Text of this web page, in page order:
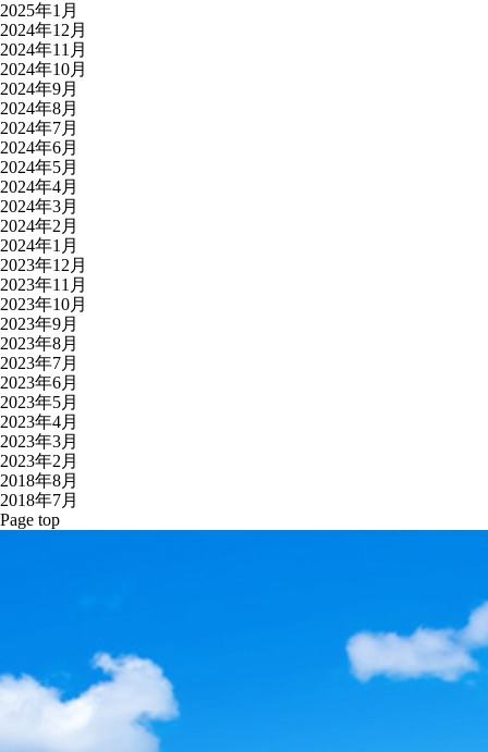
2025年1月
2024年12月
2024年11月
2024年10月
2024年9月
2024年8月
2024年7月
2024年6月
2024年5月
2024年4月
2024年3月
2024年2月
2024年1月
2023年12月
2023年11月
2023年10月
2023年9月
2023年8月
2023年7月
2023年6月
2023年5月
2023年4月
2023年3月
2023年2月
2018年8月
2018年7月
Page top